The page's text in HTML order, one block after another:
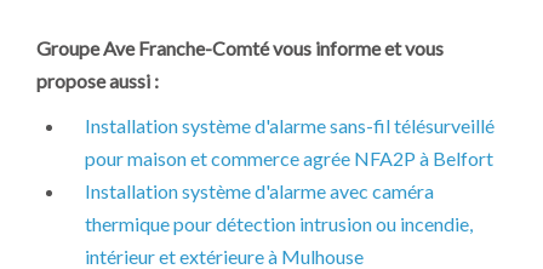
Groupe Ave Franche-Comté vous informe et vous
propose aussi :
Installation système d'alarme sans-fil télésurveillé
pour maison et commerce agrée NFA2P à Belfort
Installation système d'alarme avec caméra
thermique pour détection intrusion ou incendie,
intérieur et extérieure à Mulhouse